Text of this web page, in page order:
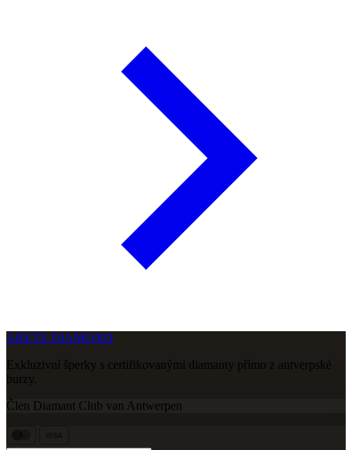
ARETE DIAMOND
Exkluzivní šperky s certifikovanými diamanty přímo z antverpské
burzy.
Člen Diamant Club van Antwerpen